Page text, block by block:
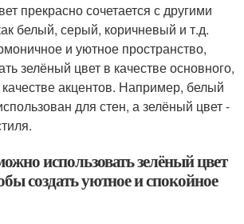
прекрасно сочетается с другими
белый, серый, коричневый и т.д.
и уютное пространство,
зелёный цвет в качестве основного,
качестве акцентов. Например, белый
для стен, а зелёный цвет -
использовать зелёный цвет
создать уютное и спокойное